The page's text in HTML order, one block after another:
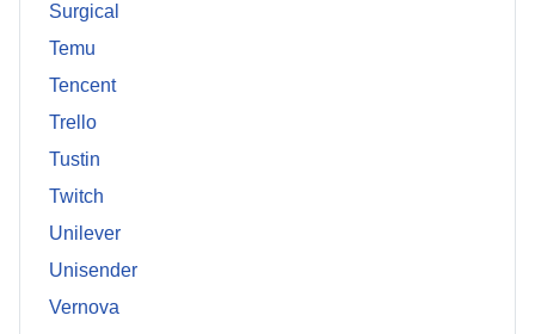
Surgical
Temu
Tencent
Trello
Tustin
Twitch
Unilever
Unisender
Vernova